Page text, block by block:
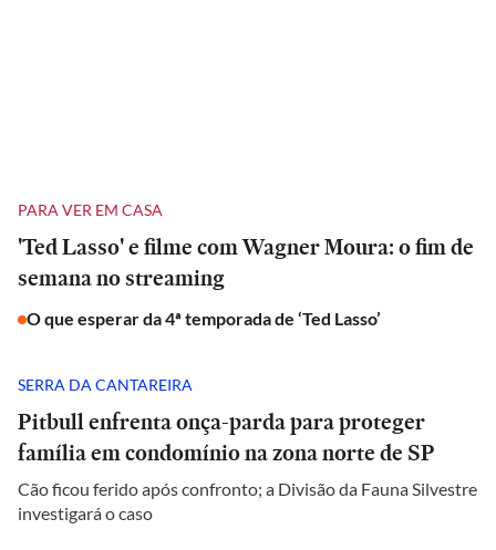
PARA VER EM CASA
'Ted Lasso' e filme com Wagner Moura: o fim de
semana no streaming
O que esperar da 4ª temporada de ‘Ted Lasso’
SERRA DA CANTAREIRA
Pitbull enfrenta onça-parda para proteger
família em condomínio na zona norte de SP
Cão ficou ferido após confronto; a Divisão da Fauna Silvestre
investigará o caso